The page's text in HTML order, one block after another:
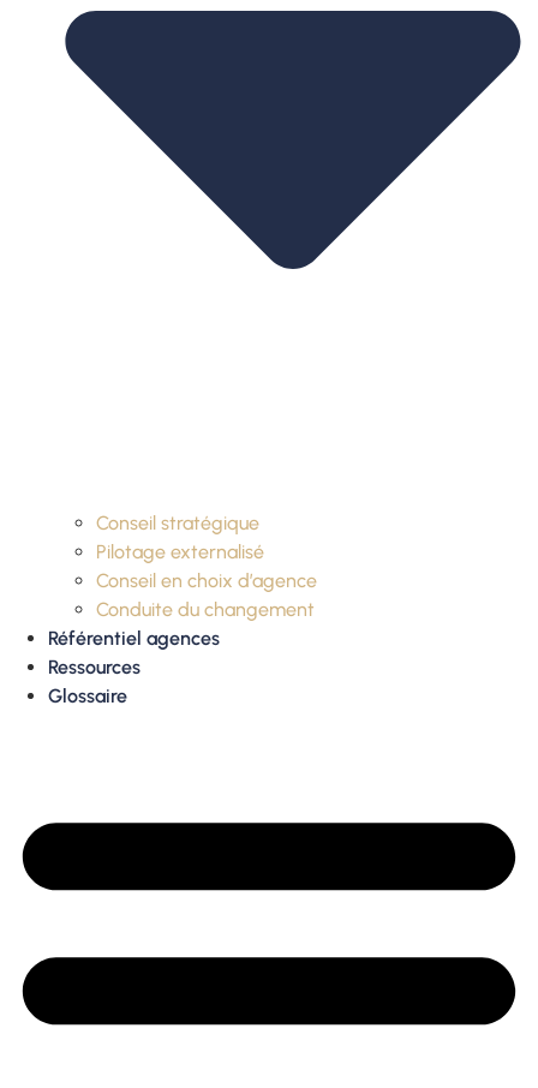
Conseil stratégique
Pilotage externalisé
Conseil en choix d’agence
Conduite du changement
Référentiel agences
Ressources
Glossaire